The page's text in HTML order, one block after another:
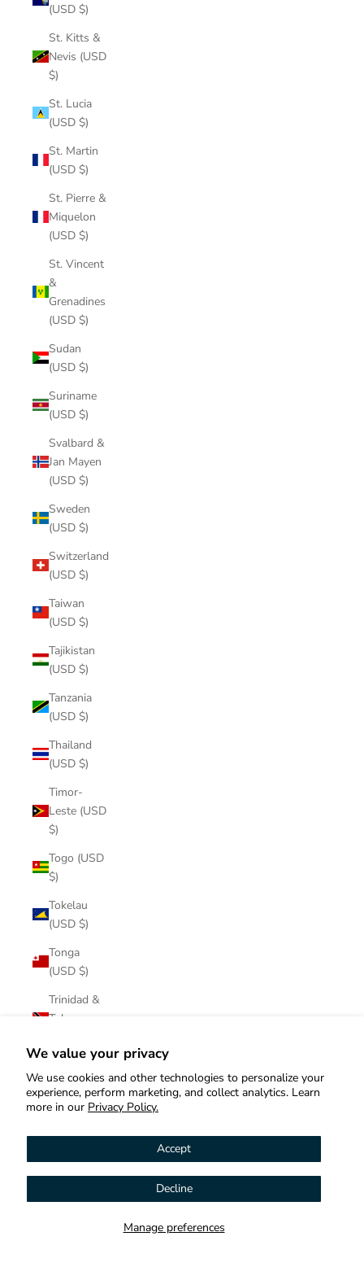
We value your privacy
We use cookies and other technologies to personalize your
experience, perform marketing, and collect analytics. Learn
more in our Privacy Policy.
Manage preferences
Accept
Decline
(USD $)
St. Kitts &
Nevis (USD
$)
St. Lucia
(USD $)
St. Martin
(USD $)
St. Pierre &
Miquelon
(USD $)
St. Vincent
&
Grenadines
(USD $)
Sudan
(USD $)
Suriname
(USD $)
Svalbard &
Jan Mayen
(USD $)
Sweden
(USD $)
Switzerland
(USD $)
Taiwan
(USD $)
Tajikistan
(USD $)
Tanzania
(USD $)
Thailand
(USD $)
Timor-
Leste (USD
$)
Togo (USD
$)
Tokelau
(USD $)
Tonga
(USD $)
Trinidad &
Tobago
Tristan da
Cunha
(USD $)
Türkiye